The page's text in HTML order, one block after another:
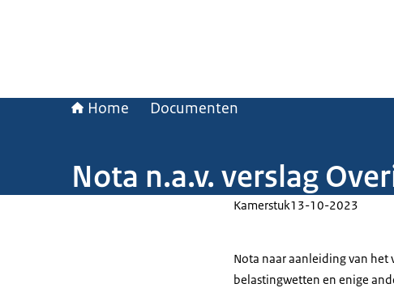
Home Documenten
Nota n.a.v. verslag
Kamerstuk13-10-2023
Nota naar aanleiding van het
belastingwetten en enige